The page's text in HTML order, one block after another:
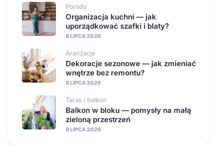
Porady
Organizacja kuchni — jak
uporządkować szafki i blaty?
8 LIPCA 2026
Aranżacje
Dekoracje sezonowe — jak zmieniać
wnętrze bez remontu?
8 LIPCA 2026
Taras i balkon
Balkon w bloku — pomysły na małą
zieloną przestrzeń
8 LIPCA 2026